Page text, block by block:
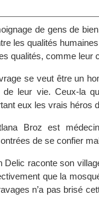
de gens de
les qualités humaines
qualités, comme leur
se veut être un
de leur vie. Ceux-la
eux les vrais héros
Broz est
de se confier
Delic raconte son
que la
n’a pas brisé